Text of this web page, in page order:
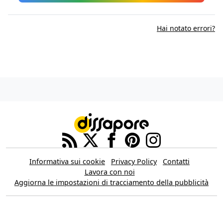
Hai notato errori?
Informativa sui cookie Privacy Policy
Contatti
Lavora con noi
Aggiorna le impostazioni di tracciamento della pubblicità